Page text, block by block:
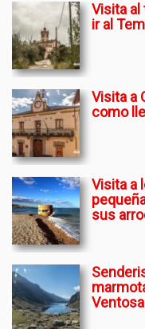
Visita al
ir al
Visita a
como
Visita a
sus
Ventosa